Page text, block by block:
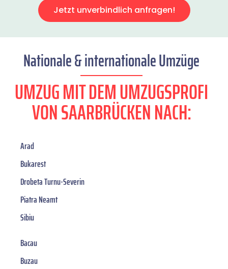
Jetzt unverbindlich anfragen!
Nationale & internationale Umzüge
UMZUG MIT DEM UMZUGSPROFI
VON SAARBRÜCKEN NACH:
Arad
Bukarest
Drobeta Turnu-Severin
Piatra Neamt
Sibiu
Bacau
Buzau